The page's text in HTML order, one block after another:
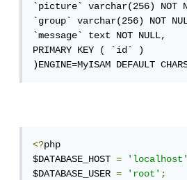
`picture` varchar(256) NOT
`group` varchar(256) NOT
`message` text NOT NULL,
PRIMARY KEY ( `id` )
)ENGINE=MyISAM DEFAULT
<?php
$DATABASE_HOST =
$DATABASE_USER = 'root';